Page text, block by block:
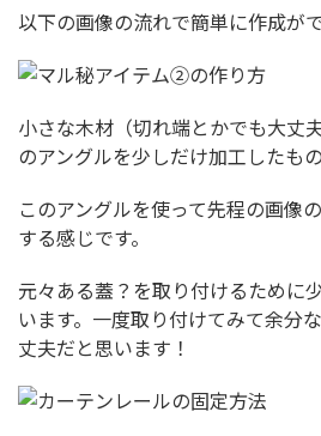
以下の画像の流れで簡単に作成がで
小さな木材（切れ端とかでも大丈
のアングルを少しだけ加工したも
このアングルを使って先程の画像
する感じです。
元々ある蓋？を取り付けるために
います。一度取り付けてみて余分
丈夫だと思います！